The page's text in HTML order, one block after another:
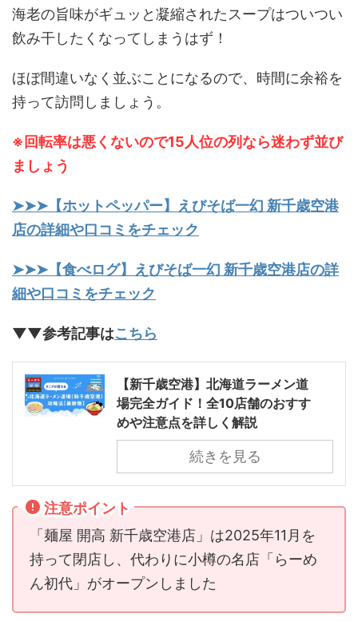
海老の旨味がギュッと凝縮されたスープはついつい
飲み干したくなってしまうはず！
ほぼ間違いなく並ぶことになるので、時間に余裕を
持って訪問しましょう。
※回転率は悪くないので15人位の列なら迷わず並び
ましょう
➤➤➤【ホットペッパー】えびそば一幻 新千歳空港
店の詳細や口コミをチェック
➤➤➤【食べログ】えびそば一幻 新千歳空港店の詳
細や口コミをチェック
▼▼参考記事はこちら
【新千歳空港】北海道ラーメン道
場完全ガイド！全10店舗のおすす
めや注意点を詳しく解説
続きを見る
注意ポイント
「麺屋 開高 新千歳空港店」は2025年11月を
持って閉店し、代わりに小樽の名店「らーめ
ん初代」がオープンしました